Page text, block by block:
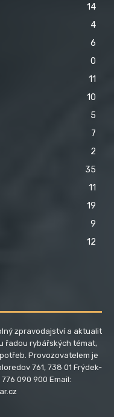
14
4
6
0
11
10
5
7
2
35
11
19
9
12
zpravodajství a aktualit
řadou rybářských témat,
Provozovatelem je
761, 738 01 Frýdek-
090 900 Email: